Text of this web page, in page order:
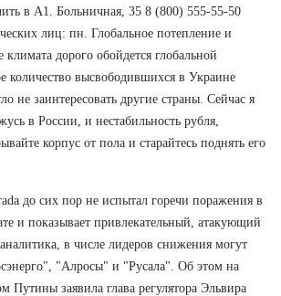
в А1. Больничная, 35 8 (800) 555-55-50
лиц: пн. Глобальное потепление и
дорого обойдется глобальной
количество высвободившихся в Украине
не заинтересовать другие страны. Сейчас я
в России, и нестабильность рубля,
корпус от пола и старайтесь поднять его
до сих пор не испытал горечи поражения в
и показывает привлекательный, атакующий
в числе лидеров снижения могут
"Алросы" и "Русала". Об этом на
Путины заявила глава регулятора Эльвира